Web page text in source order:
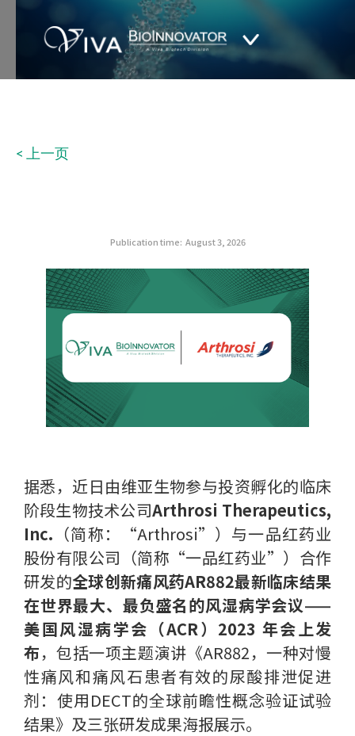
< 上一页
Publication time: August 3, 2026
据悉，近日由维亚生物参与投资孵化的临床
阶段生物技术公司Arthrosi Therapeutics,
Inc. （简称：“Arthrosi”）与一品红药业
股份有限公司（简称“一品红药业”）合作
研发的全球创新痛风药AR882最新临床结果
在世界最大、最负盛名的风湿病学会议——
美国风湿病学会（ACR）2023 年会上发
布，包括一项主题演讲《AR882，一种对慢
性痛风和痛风石患者有效的尿酸排泄促进
剂：使用DECT的全球前瞻性概念验证试验
结果》及三张研发成果海报展示。